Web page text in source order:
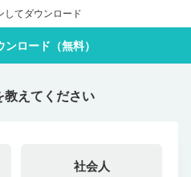
してダウンロード
ロード（無料）
教えてください
社会人